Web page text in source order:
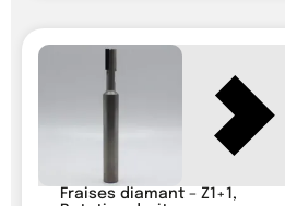
Fraises diamant – Z1+1,